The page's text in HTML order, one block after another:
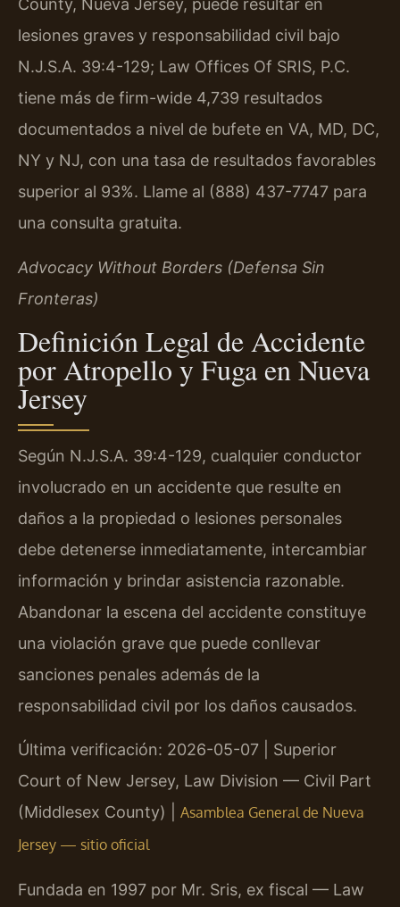
County, Nueva Jersey, puede resultar en
lesiones graves y responsabilidad civil bajo
N.J.S.A. 39:4-129; Law Offices Of SRIS, P.C.
tiene más de firm-wide 4,739 resultados
documentados a nivel de bufete en VA, MD, DC,
NY y NJ, con una tasa de resultados favorables
superior al 93%. Llame al (888) 437-7747 para
una consulta gratuita.
Advocacy Without Borders (Defensa Sin
Fronteras)
Definición Legal de Accidente
por Atropello y Fuga en Nueva
Jersey
Según N.J.S.A. 39:4-129, cualquier conductor
involucrado en un accidente que resulte en
daños a la propiedad o lesiones personales
debe detenerse inmediatamente, intercambiar
información y brindar asistencia razonable.
Abandonar la escena del accidente constituye
una violación grave que puede conllevar
sanciones penales además de la
responsabilidad civil por los daños causados.
Última verificación: 2026-05-07 | Superior
Court of New Jersey, Law Division — Civil Part
(Middlesex County) | Asamblea General de Nueva
Jersey — sitio oficial
Fundada en 1997 por Mr. Sris, ex fiscal — Law